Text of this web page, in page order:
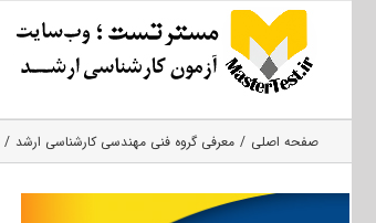
صفحه اصلی معرفی گروه فنی مهندسی کارشناسی ارشد